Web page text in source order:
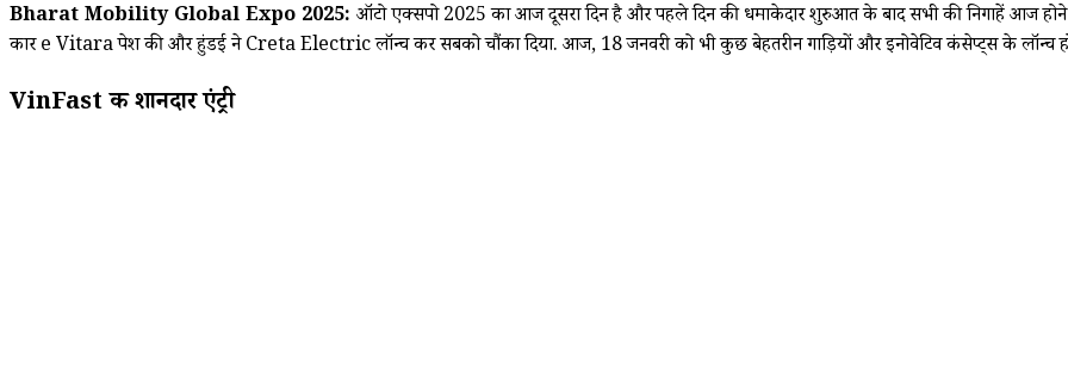
Bharat Mobility Global Expo 2025: ऑटो एक्सपो 2025 का आज दूसरा दिन है और पहले दिन की धमाकेदार शुरुआत के बाद सभी की निगाहें आज होने
कार e Vitara पेश की और हुंडई ने Creta Electric लॉन्च कर सबको चौंका दिया. आज, 18 जनवरी को भी कुछ बेहतरीन गाड़ियों और इनोवेटिव कंसेप्ट्स के लॉन्च
VinFast की शानदार एंट्री